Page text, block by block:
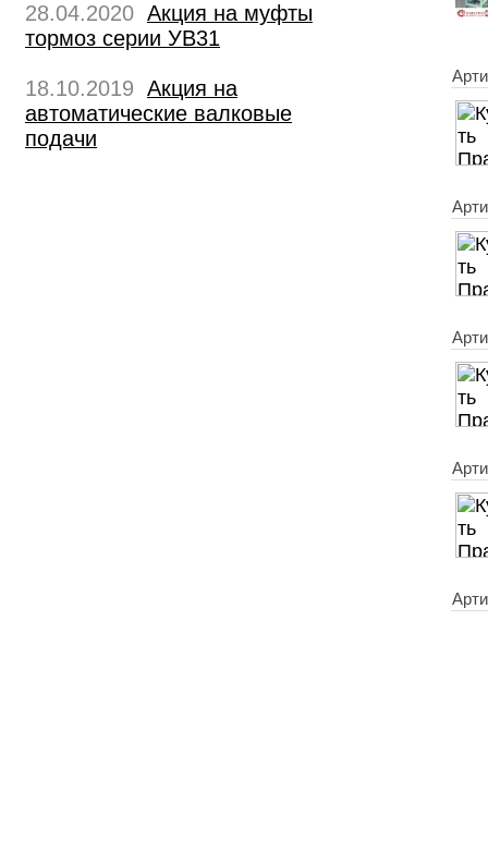
28.04.2020 Акция на муфты
тормоз серии УВ31
18.10.2019 Акция на
автоматические валковые
подачи